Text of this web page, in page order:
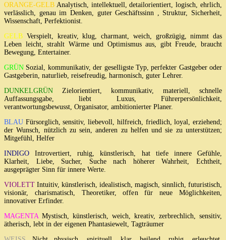
ORANGE-GELB Analytisch, intellektuell, detailorientiert, logisch, ehrlich,
verlässlich, genau im Denken, guter Geschäftssinn , Struktur, Sicherheit,
Wissenschaft, Perfektionist.
GELB Verspielt, kreativ, klug, charmant, weich, großzügig, nimmt das
Leben leicht, strahlt Wärme und Optimismus aus, gibt Freude, braucht
Bewegung, Entertainer.
GRÜN Sozial, kommunikativ, der geselligste Typ, perfekter Gastgeber oder
Gastgeberin, naturlieb, reisefreudig, harmonisch, guter Lehrer.
DUNKELGRÜN Zielorientiert, kommunikativ, materiell, schnelle
Auffassungsgabe, liebt Luxus, Führerpersönlichkeit,
verantwortungsbewusst, Organisator, ambitionierter Planer.
BLAU Fürsorglich, sensitiv, liebevoll, hilfreich, friedlich, loyal, erziehend;
der Wunsch, nützlich zu sein, anderen zu helfen und sie zu unterstützen;
Mitgefühl, Helfer
INDIGO Introvertiert, ruhig, künstlerisch, hat tiefe innere Gefühle,
Klarheit, Liebe, Sucher, Suche nach höherer Wahrheit, Echtheit,
ausgeprägter Sinn für innere Werte.
VIOLETT Intuitiv, künstlerisch, idealistisch, magisch, sinnlich, futuristisch,
visionär, charismatisch, Theoretiker, offen für neue Möglichkeiten,
innovativer Erfinder.
MAGENTA Mystisch, künstlerisch, weich, kreativ, zerbrechlich, sensitiv,
ätherisch, lebt in der eigenen Phantasiewelt, Tagträumer